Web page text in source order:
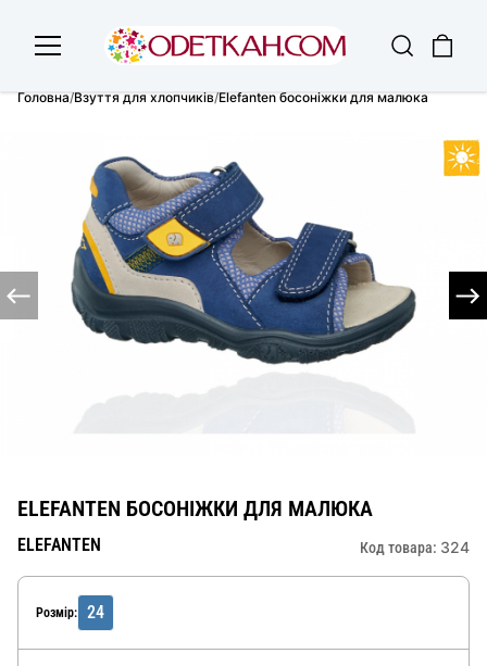
Головна/Взуття для хлопчиків/Elefanten босоніжки для малюка
ELEFANTEN БОСОНІЖКИ ДЛЯ МАЛЮКА
ELEFANTEN Код товара: 324
Розмір: 24